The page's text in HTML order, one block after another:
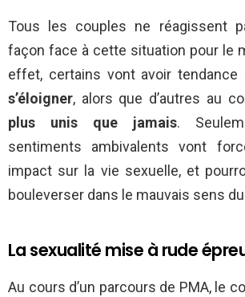
Tous les couples ne réagissent
façon face à cette situation pour le
effet, certains vont avoir tendance
s’éloigner, alors que d’autres au
plus unis que jamais.
sentiments ambivalents vont
impact sur la vie sexuelle, et
bouleverser dans le mauvais sens
La sexualité mise à rude
Au cours d’un parcours de PMA, le